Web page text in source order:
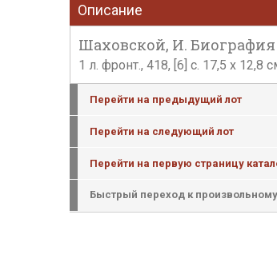
Описание
Шаховской, И. Биография
1 л. фронт., 418, [6] с. 17,5 х
Перейти на предыдущий лот
Перейти на следующий лот
Перейти на первую страницу
Быстрый переход к произвольному